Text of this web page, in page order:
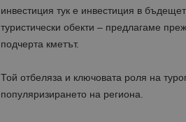
инвестиция тук е инвестиция в
туристически обекти – предлагаме
подчерта кметът.
Той отбеляза и ключовата роля на
популяризирането на региона.
is_visitor_unique
sc_is_visitor_unique